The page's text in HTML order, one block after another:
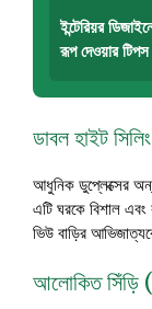
ইন্টেরিয়র
রূপ দেওয়ার টিপস
ডাবল হাইট
আধুনিক ডুপ্লেক্সের
এটি ঘরকে বিশাল
ভিউ বাড়ির
আলোকিত